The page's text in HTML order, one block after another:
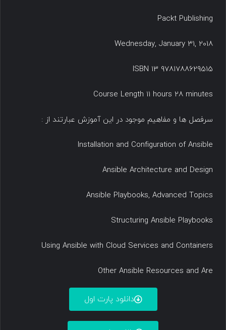
Packt Publishing
Wednesday, January 31, 2018
ISBN 13 9781788629515
Course Length 11 hours 28 minutes
سرفصل ها و مفاهیم موجود در این آموزش عبارتند از :
Installation and Configuration of Ansible
Ansible Architecture and Design
Ansible Playbooks, Advanced Topics
Structuring Ansible Playbooks
Using Ansible with Cloud Services and Containers
Other Ansible Resources and Are
دانلود پارت اول